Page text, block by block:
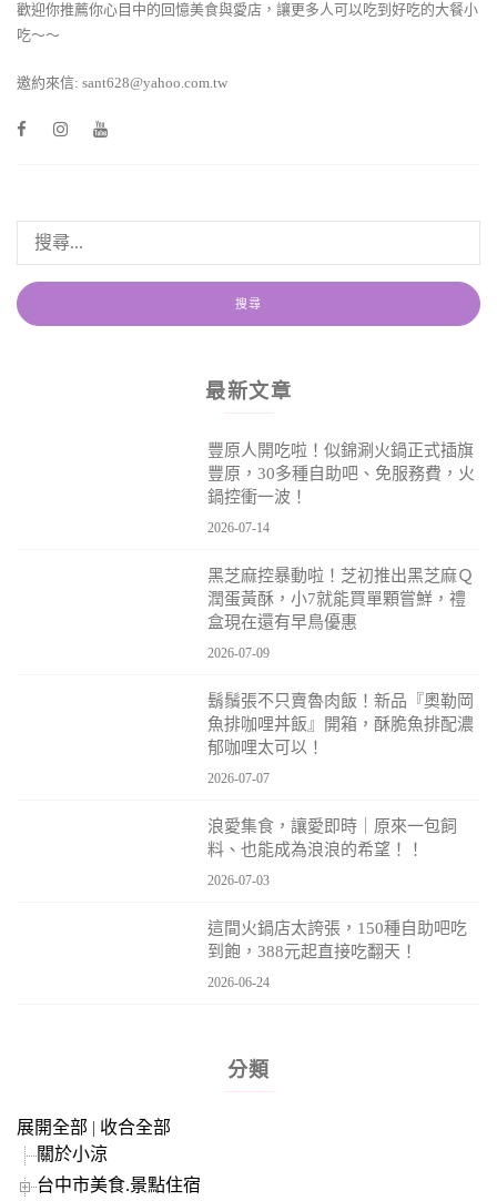
歡迎你推薦你心目中的回憶美食與愛店，讓更多人可以吃到好吃的大餐小
吃～～
邀約來信: sant628@yahoo.com.tw
最新文章
豐原人開吃啦！似錦涮火鍋正式插旗
豐原，30多種自助吧、免服務費，火
鍋控衝一波！
2026-07-14
黑芝麻控暴動啦！芝初推出黑芝麻Ｑ
潤蛋黃酥，小7就能買單顆嘗鮮，禮
盒現在還有早鳥優惠
2026-07-09
鬍鬚張不只賣魯肉飯！新品『奧勒岡
魚排咖哩丼飯』開箱，酥脆魚排配濃
郁咖哩太可以！
2026-07-07
浪愛集食，讓愛即時｜原來一包飼
料、也能成為浪浪的希望！！
2026-07-03
這間火鍋店太誇張，150種自助吧吃
到飽，388元起直接吃翻天！
2026-06-24
分類
展開全部 | 收合全部
關於小涼
台中市美食.景點住宿